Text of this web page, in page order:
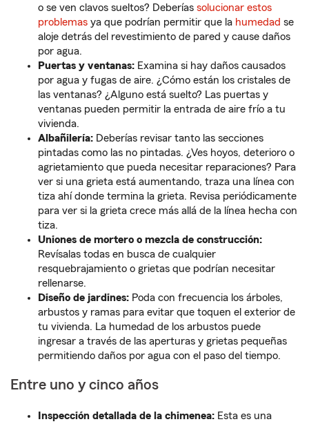
o se ven clavos sueltos? Deberías solucionar estos
problemas ya que podrían permitir que la humedad se
aloje detrás del revestimiento de pared y cause daños
por agua.
Puertas y ventanas: Examina si hay daños causados
por agua y fugas de aire. ¿Cómo están los cristales de
las ventanas? ¿Alguno está suelto? Las puertas y
ventanas pueden permitir la entrada de aire frío a tu
vivienda.
Albañilería: Deberías revisar tanto las secciones
pintadas como las no pintadas. ¿Ves hoyos, deterioro o
agrietamiento que pueda necesitar reparaciones? Para
ver si una grieta está aumentando, traza una línea con
tiza ahí donde termina la grieta. Revisa periódicamente
para ver si la grieta crece más allá de la línea hecha con
tiza.
Uniones de mortero o mezcla de construcción:
Revísalas todas en busca de cualquier
resquebrajamiento o grietas que podrían necesitar
rellenarse.
Diseño de jardines: Poda con frecuencia los árboles,
arbustos y ramas para evitar que toquen el exterior de
tu vivienda. La humedad de los arbustos puede
ingresar a través de las aperturas y grietas pequeñas
permitiendo daños por agua con el paso del tiempo.
Entre uno y cinco años
Inspección detallada de la chimenea: Esta es una